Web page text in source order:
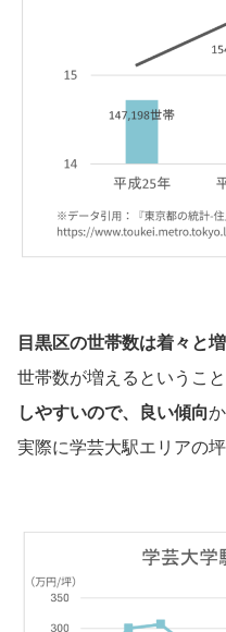
目黒区の世帯数は着々と
世帯数が増えるというこ
しやすいので、良い傾向
実際に学芸大駅エリアの